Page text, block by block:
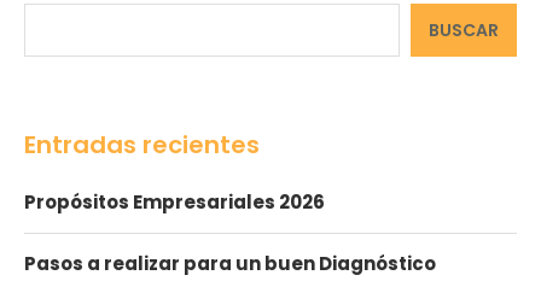
BUSCAR
Entradas recientes
Propósitos Empresariales 2026
Pasos a realizar para un buen Diagnóstico